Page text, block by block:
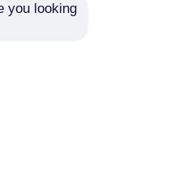
you looking